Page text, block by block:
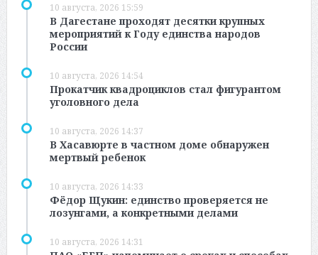
10 августа, 2026 15:59
В Дагестане проходят десятки крупных
мероприятий к Году единства народов
России
10 августа, 2026 14:54
Прокатчик квадроциклов стал фигурантом
уголовного дела
10 августа, 2026 14:37
В Хасавюрте в частном доме обнаружен
мертвый ребенок
10 августа, 2026 14:33
Фёдор Щукин: единство проверяется не
лозунгами, а конкретными делами
10 августа, 2026 14:31